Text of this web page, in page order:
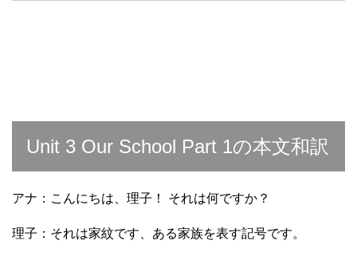
Unit 3 Our School Part 1の本文和訳
アナ：こんにちは、理子！ それは何ですか？
理子：それは家紋です、ある家族を表す記号です。